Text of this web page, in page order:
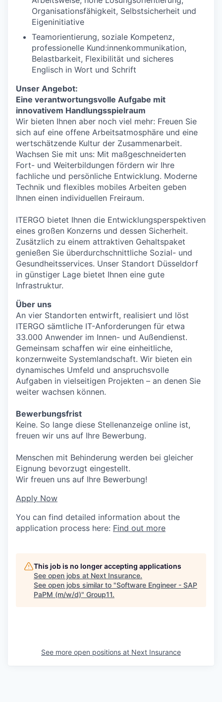
Organisationsfähigkeit, Selbstsicherheit und
Eigeninitiative
Teamorientierung, soziale Kompetenz,
professionelle Kund:innenkommunikation,
Belastbarkeit, Flexibilität und sicheres
Englisch in Wort und Schrift
Unser Angebot:
Eine verantwortungsvolle Aufgabe mit
innovativem Handlungsspielraum
Wir bieten Ihnen aber noch viel mehr: Freuen Sie
sich auf eine offene Arbeitsatmosphäre und eine
wertschätzende Kultur der Zusammenarbeit.
Wachsen Sie mit uns: Mit maßgeschneiderten
Fort- und Weiterbildungen fördern wir Ihre
fachliche und persönliche Entwicklung. Moderne
Technik und flexibles mobiles Arbeiten geben
Ihnen einen individuellen Freiraum.
ITERGO bietet Ihnen die Entwicklungsperspektiven
eines großen Konzerns und dessen Sicherheit.
Zusätzlich zu einem attraktiven Gehaltspaket
genießen Sie überdurchschnittliche Sozial- und
Gesundheitsservices. Unser Standort Düsseldorf
in günstiger Lage bietet Ihnen eine gute
Infrastruktur.
Über uns
An vier Standorten entwirft, realisiert und löst
ITERGO sämtliche IT-Anforderungen für etwa
33.000 Anwender im Innen- und Außendienst.
Gemeinsam schaffen wir eine einheitliche,
konzernweite Systemlandschaft. Wir bieten ein
dynamisches Umfeld und anspruchsvolle
Aufgaben in vielseitigen Projekten – an denen Sie
weiter wachsen können.
Bewerbungsfrist
Keine. So lange diese Stellenanzeige online ist,
freuen wir uns auf Ihre Bewerbung.
Menschen mit Behinderung werden bei gleicher
Eignung bevorzugt eingestellt.
Wir freuen uns auf Ihre Bewerbung!
Apply Now
You can find detailed information about the
application process here: Find out more
This job is no longer accepting applications
See open jobs at Next Insurance.
See open jobs similar to "Software Engineer - SAP
PaPM (m/w/d)" Group11.
See more open positions at Next Insurance